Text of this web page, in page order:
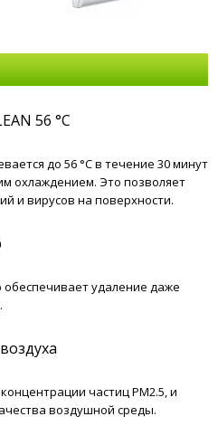
56 °C
до 56 °C в течение 30 минут
охлаждением. Это позволяет
и вирусов на поверхности.
удаление даже
частиц PM2.5, и
воздушной среды.